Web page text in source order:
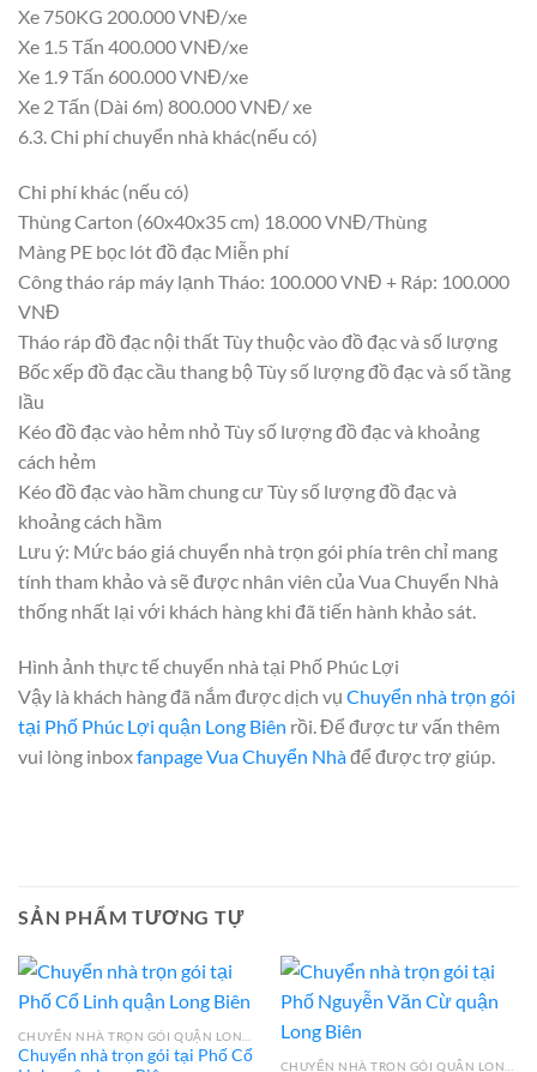
Xe 750KG 200.000 VNĐ/xe
Xe 1.5 Tấn 400.000 VNĐ/xe
Xe 1.9 Tấn 600.000 VNĐ/xe
Xe 2 Tấn (Dài 6m) 800.000 VNĐ/ xe
6.3. Chi phí chuyển nhà khác(nếu có)
Chi phí khác (nếu có)
Thùng Carton (60x40x35 cm) 18.000 VNĐ/Thùng
Màng PE bọc lót đồ đạc Miễn phí
Công tháo ráp máy lạnh Tháo: 100.000 VNĐ + Ráp: 100.000
VNĐ
Tháo ráp đồ đạc nội thất Tùy thuộc vào đồ đạc và số lượng
Bốc xếp đồ đạc cầu thang bộ Tùy số lượng đồ đạc và số tầng
lầu
Kéo đồ đạc vào hẻm nhỏ Tùy số lượng đồ đạc và khoảng
cách hẻm
Kéo đồ đạc vào hầm chung cư Tùy số lượng đồ đạc và
khoảng cách hầm
Lưu ý: Mức báo giá chuyển nhà trọn gói phía trên chỉ mang
tính tham khảo và sẽ được nhân viên của Vua Chuyển Nhà
thống nhất lại với khách hàng khi đã tiến hành khảo sát.
Hình ảnh thực tế chuyển nhà tại Phố Phúc Lợi
Vậy là khách hàng đã nắm được dịch vụ Chuyển nhà trọn gói
tại Phố Phúc Lợi quận Long Biên rồi. Để được tư vấn thêm
vui lòng inboxfanpage Vua Chuyển Nhàđể được trợ giúp.
SẢN PHẨM TƯƠNG TỰ
Chuyển nhà trọn gói tại Phố Cổ